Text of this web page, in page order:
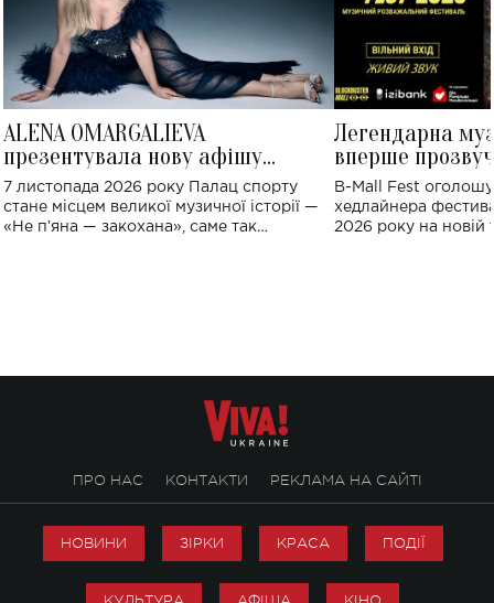
ALENA OMARGALIEVA
презентувала нову афішу
великого концерту в Палаці
спорту
7 листопада 2026 року Палац спорту
стане місцем великої музичної історії —
«Не пʼяна — закохана», саме так
Легендарна
вперше
Україні: де
B-Mall Fest
хедлайнера
2026 року на новій
ПРО НАС КОНТАКТИ РЕКЛАМА НА САЙТІ
НОВИНИ ЗІРКИ КРАСА ПОДІЇ